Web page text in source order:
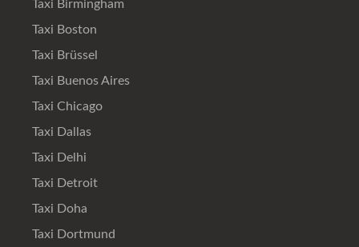
Taxi Birmingham
Taxi Boston
Taxi Brüssel
Taxi Buenos Aires
Taxi Chicago
Taxi Dallas
Taxi Delhi
Taxi Detroit
Taxi Doha
Taxi Dortmund